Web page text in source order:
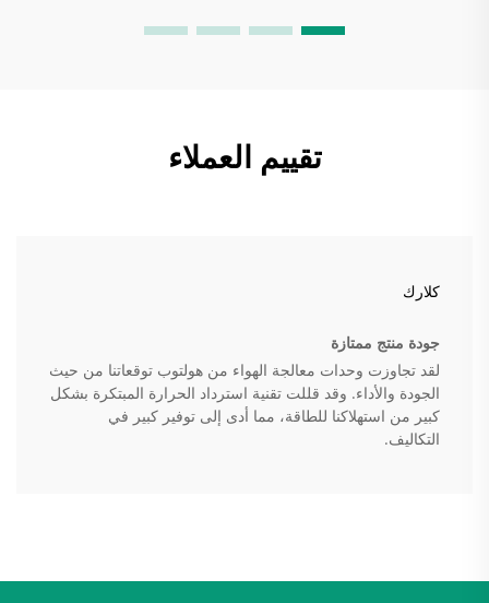
تقييم العملاء
كلارك
جودة منتج ممتازة
لقد تجاوزت وحدات معالجة الهواء من هولتوب توقعاتنا من حيث
الجودة والأداء. وقد قللت تقنية استرداد الحرارة المبتكرة بشكل
كبير من استهلاكنا للطاقة، مما أدى إلى توفير كبير في
التكاليف.